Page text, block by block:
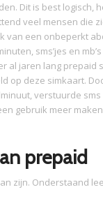
Dit is best logisch,
veel mensen die
van een onbeperkt
sms’jes en mb’s
al jaren lang prepaid
op deze simkaart.
verstuurde
gebruik meer
prepaid
zijn. Onderstaand